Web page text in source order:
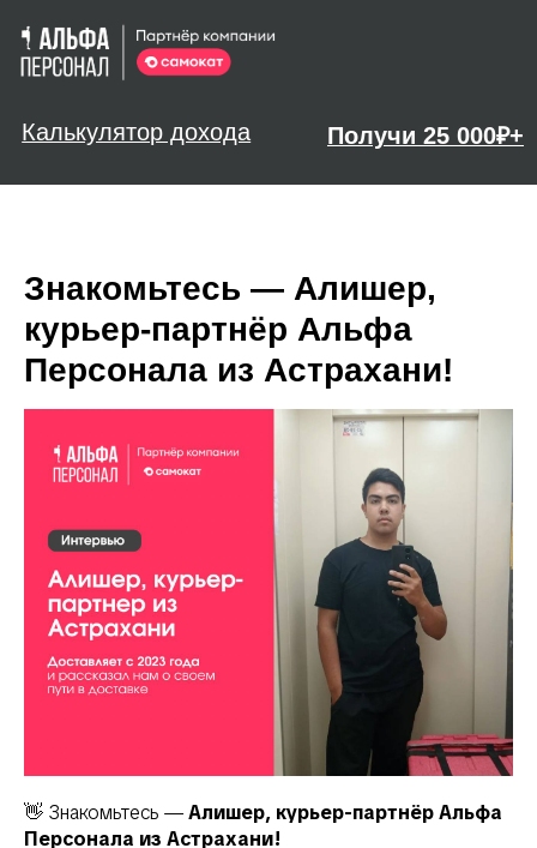
Преимущества
Знакомьтесь — Алишер,
курьер-партнёр Альфа
Персонала из Астрахани!
👋 Знакомьтесь —Алишер, курьер-партнёр Альфа
Персонала из Астрахани!